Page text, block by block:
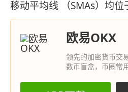
移动平均线 （SMAs）均位
欧易OKX
领先的加密货币交
数币盲盒，币圈常